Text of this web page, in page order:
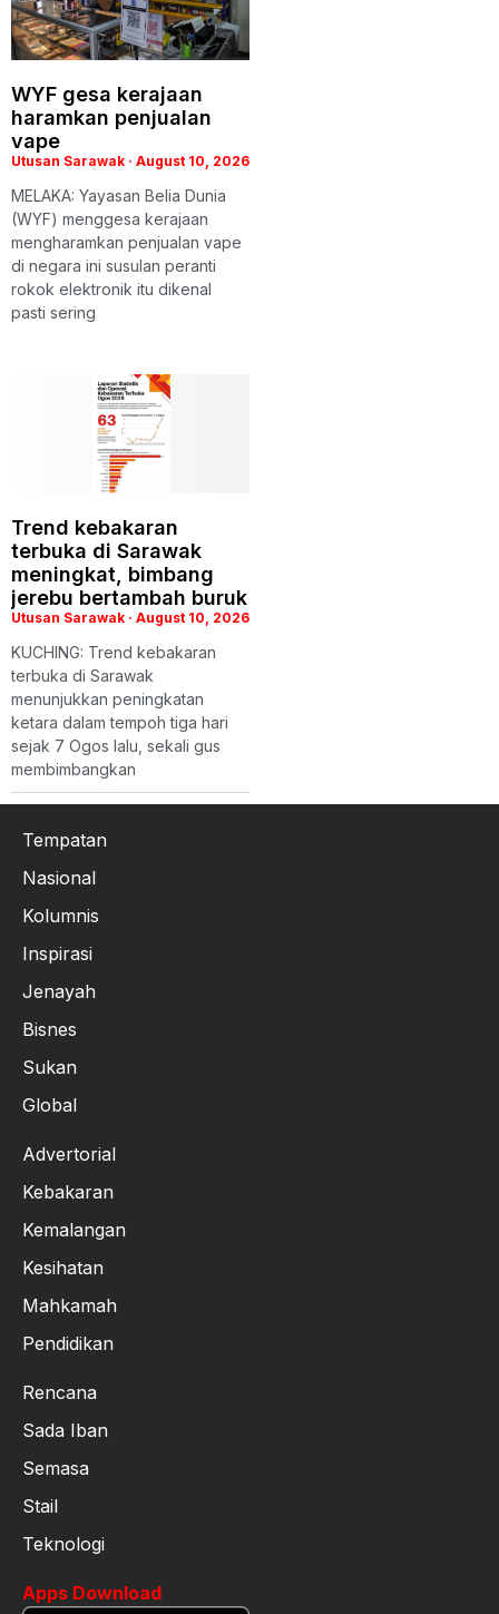
WYF gesa kerajaan
haramkan penjualan
vape
Utusan Sarawak August 10, 2026
MELAKA: Yayasan Belia Dunia
(WYF) menggesa kerajaan
mengharamkan penjualan vape
di negara ini susulan peranti
rokok elektronik itu dikenal
pasti sering
Trend kebakaran
terbuka di Sarawak
meningkat, bimbang
jerebu bertambah buruk
Utusan Sarawak August 10, 2026
KUCHING: Trend kebakaran
terbuka di Sarawak
menunjukkan peningkatan
ketara dalam tempoh tiga hari
sejak 7 Ogos lalu, sekali gus
membimbangkan
Tempatan
Nasional
Kolumnis
Inspirasi
Jenayah
Bisnes
Sukan
Global
Advertorial
Kebakaran
Kemalangan
Kesihatan
Mahkamah
Pendidikan
Rencana
Sada Iban
Semasa
Stail
Teknologi
Apps Download